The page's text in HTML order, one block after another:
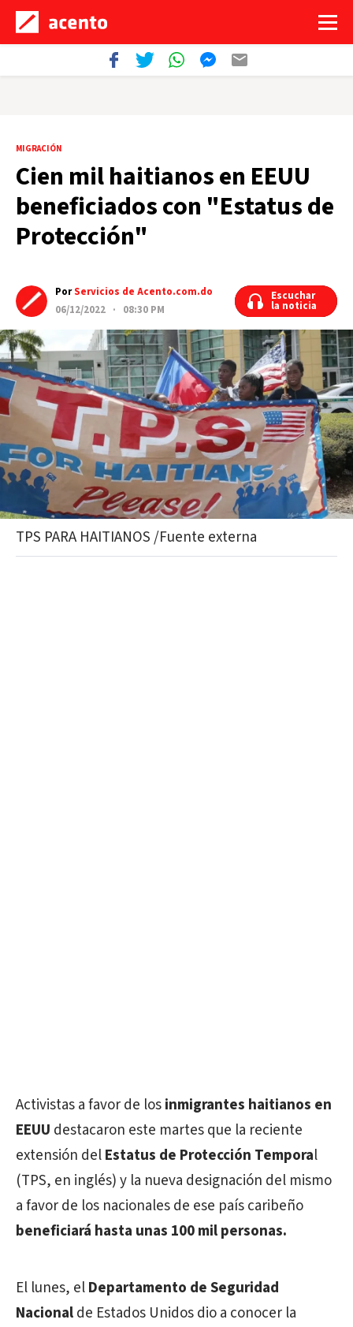
MIGRACIÓN
Cien mil haitianos en EEUU
beneficiados con "Estatus de
Protección"
PorServicios de Acento.com.do
06/12/2022 · 08:30 PM
Escuchar
la noticia
Escuchar
la noticia
TPS PARA HAITIANOS /Fuente externa
Activistas a favor de losinmigrantes haitianos en
EEUU destacaron este martes que la reciente
extensión delEstatus de Protección Temporal
(TPS, en inglés) y la nueva designación del mismo
a favor de los nacionales de ese país caribeño
beneficiará hasta unas 100 mil personas.
El lunes, elDepartamento de Seguridad
Nacionalde Estados Unidos dio a conocer la